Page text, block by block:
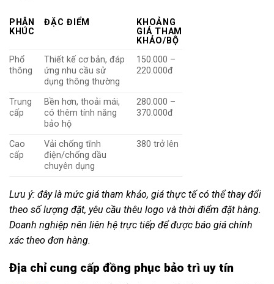
PHÂN
KHÚC
ĐẶC ĐIỂM
KHOẢNG
GIÁ THAM
KHẢO/BỘ
Phổ
thông
Thiết kế cơ bản, đáp
ứng nhu cầu sử
dụng thông thường
150.000 –
220.000đ
Trung
cấp
Bền hơn, thoải mái,
có thêm tính năng
bảo hộ
280.000 –
370.000đ
Cao
cấp
Vải chống tĩnh
điện/chống dầu
chuyên dụng
380 trở lên
Lưu ý: đây là mức giá tham khảo, giá thực tế có thể thay đổi
theo số lượng đặt, yêu cầu thêu logo và thời điểm đặt hàng.
Doanh nghiệp nên liên hệ trực tiếp để được báo giá chính
xác theo đơn hàng.
Địa chỉ cung cấp đồng phục bảo trì uy tín